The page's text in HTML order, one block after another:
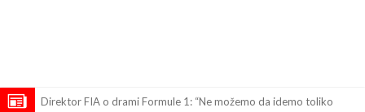
Direktor FIA o drami Formule 1: “Ne možemo da idemo toliko